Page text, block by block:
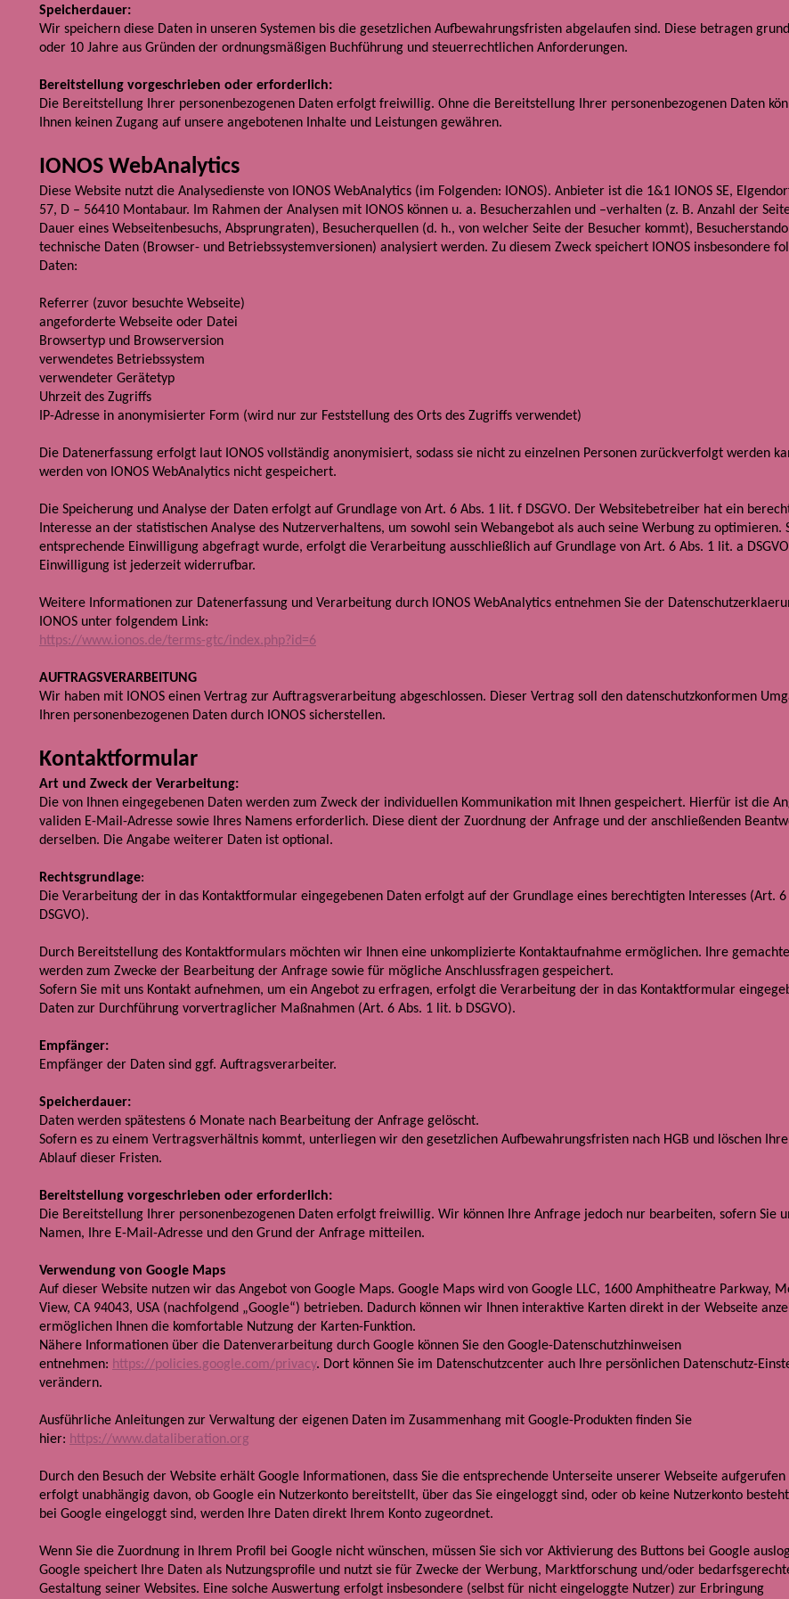
Speicherdauer:
Wir speichern diese Daten in unseren Systemen bis die gesetzlichen Aufbewahrungsfristen abgelaufen sind. Diese betragen
oder 10 Jahre aus Gründen der ordnungsmäßigen Buchführung und steuerrechtlichen Anforderungen.
Bereitstellung vorgeschrieben oder erforderlich:
Die Bereitstellung Ihrer personenbezogenen Daten erfolgt freiwillig. Ohne die Bereitstellung Ihrer personenbezogenen Daten
Ihnen keinen Zugang auf unsere angebotenen Inhalte und Leistungen gewähren.
IONOS WebAnalytics
Diese Website nutzt die Analysedienste von IONOS WebAnalytics (im Folgenden: IONOS). Anbieter ist die 1&1 IONOS SE,
57, D – 56410 Montabaur. Im Rahmen der Analysen mit IONOS können u. a. Besucherzahlen und –verhalten (z. B. Anzahl der
Dauer eines Webseitenbesuchs, Absprungraten), Besucherquellen (d. h., von welcher Seite der Besucher kommt),
technische Daten (Browser- und Betriebssystemversionen) analysiert werden. Zu diesem Zweck speichert IONOS insbesondere
Daten:
Referrer (zuvor besuchte Webseite)
angeforderte Webseite oder Datei
Browsertyp und Browserversion
verwendetes Betriebssystem
verwendeter Gerätetyp
Uhrzeit des Zugriffs
IP-Adresse in anonymisierter Form (wird nur zur Feststellung des Orts des Zugriffs verwendet)
Die Datenerfassung erfolgt laut IONOS vollständig anonymisiert, sodass sie nicht zu einzelnen Personen zurückverfolgt werden
werden von IONOS WebAnalytics nicht gespeichert.
Die Speicherung und Analyse der Daten erfolgt auf Grundlage von Art. 6 Abs. 1 lit. f DSGVO. Der Websitebetreiber hat ein
Interesse an der statistischen Analyse des Nutzerverhaltens, um sowohl sein Webangebot als auch seine Werbung zu optimieren.
entsprechende Einwilligung abgefragt wurde, erfolgt die Verarbeitung ausschließlich auf Grundlage von Art. 6 Abs. 1 lit. a
Einwilligung ist jederzeit widerrufbar.
Weitere Informationen zur Datenerfassung und Verarbeitung durch IONOS WebAnalytics entnehmen Sie der
IONOS unter folgendem Link:
https://www.ionos.de/terms-gtc/index.php?id=6
AUFTRAGSVERARBEITUNG
Wir haben mit IONOS einen Vertrag zur Auftragsverarbeitung abgeschlossen. Dieser Vertrag soll den datenschutzkonformen
Ihren personenbezogenen Daten durch IONOS sicherstellen.
Kontaktformular
Art und Zweck der Verarbeitung:
Die von Ihnen eingegebenen Daten werden zum Zweck der individuellen Kommunikation mit Ihnen gespeichert. Hierfür ist die
validen E-Mail-Adresse sowie Ihres Namens erforderlich. Diese dient der Zuordnung der Anfrage und der anschließenden
derselben. Die Angabe weiterer Daten ist optional.
Rechtsgrundlage:
Die Verarbeitung der in das Kontaktformular eingegebenen Daten erfolgt auf der Grundlage eines berechtigten Interesses (Art.
DSGVO).
Durch Bereitstellung des Kontaktformulars möchten wir Ihnen eine unkomplizierte Kontaktaufnahme ermöglichen. Ihre
werden zum Zwecke der Bearbeitung der Anfrage sowie für mögliche Anschlussfragen gespeichert.
Sofern Sie mit uns Kontakt aufnehmen, um ein Angebot zu erfragen, erfolgt die Verarbeitung der in das Kontaktformular
Daten zur Durchführung vorvertraglicher Maßnahmen (Art. 6 Abs. 1 lit. b DSGVO).
Empfänger:
Empfänger der Daten sind ggf. Auftragsverarbeiter.
Speicherdauer:
Daten werden spätestens 6 Monate nach Bearbeitung der Anfrage gelöscht.
Sofern es zu einem Vertragsverhältnis kommt, unterliegen wir den gesetzlichen Aufbewahrungsfristen nach HGB und löschen
Ablauf dieser Fristen.
Bereitstellung vorgeschrieben oder erforderlich:
Die Bereitstellung Ihrer personenbezogenen Daten erfolgt freiwillig. Wir können Ihre Anfrage jedoch nur bearbeiten, sofern Sie
Namen, Ihre E-Mail-Adresse und den Grund der Anfrage mitteilen.
Verwendung von Google Maps
Auf dieser Website nutzen wir das Angebot von Google Maps. Google Maps wird von Google LLC, 1600 Amphitheatre Parkway,
View, CA 94043, USA (nachfolgend „Google“) betrieben. Dadurch können wir Ihnen interaktive Karten direkt in der Webseite
ermöglichen Ihnen die komfortable Nutzung der Karten-Funktion.
Nähere Informationen über die Datenverarbeitung durch Google können Sie den Google-Datenschutzhinweisen
entnehmen: https://policies.google.com/privacy. Dort können Sie im Datenschutzcenter auch Ihre persönlichen Datenschutz-
verändern.
Ausführliche Anleitungen zur Verwaltung der eigenen Daten im Zusammenhang mit Google-Produkten finden Sie
hier: https://www.dataliberation.org
Durch den Besuch der Website erhält Google Informationen, dass Sie die entsprechende Unterseite unserer Webseite aufgerufen
erfolgt unabhängig davon, ob Google ein Nutzerkonto bereitstellt, über das Sie eingeloggt sind, oder ob keine Nutzerkonto
bei Google eingeloggt sind, werden Ihre Daten direkt Ihrem Konto zugeordnet.
Wenn Sie die Zuordnung in Ihrem Profil bei Google nicht wünschen, müssen Sie sich vor Aktivierung des Buttons bei Google
Google speichert Ihre Daten als Nutzungsprofile und nutzt sie für Zwecke der Werbung, Marktforschung und/oder
Gestaltung seiner Websites. Eine solche Auswertung erfolgt insbesondere (selbst für nicht eingeloggte Nutzer) zur Erbringung